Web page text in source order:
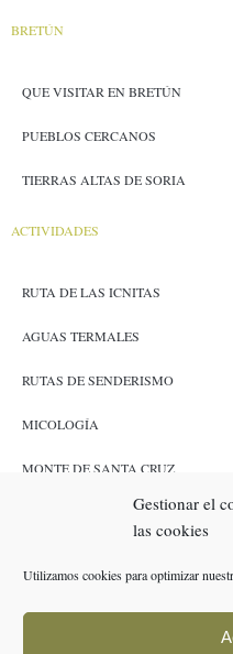
Gestionar el
las cookies
Utilizamos cookies para optimizar
BRETÚN
QUE VISITAR EN BRETÚN
PUEBLOS CERCANOS
TIERRAS ALTAS DE SORIA
ACTIVIDADES
RUTA DE LAS ICNITAS
AGUAS TERMALES
RUTAS DE SENDERISMO
MICOLOGÍA
MONTE DE SANTA CRUZ